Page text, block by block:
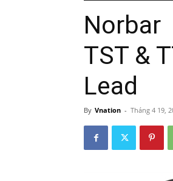
Norbar
TST &
Lead
By Vnation - Tháng 4 19,